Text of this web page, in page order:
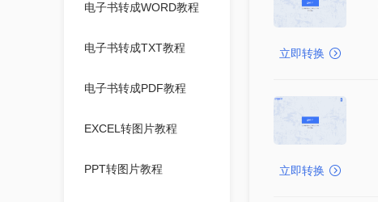
电子书转成WORD教程
电子书转成TXT教程
电子书转成PDF教程
EXCEL转图片教程
PPT转图片教程
立即转换
立即转换